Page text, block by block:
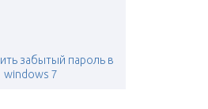
забытый пароль в
windows 7